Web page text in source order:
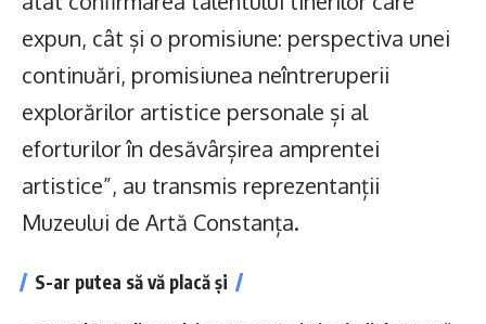
expun, cât și o promisiune: perspectiva unei
continuări, promisiunea neîntreruperii
explorărilor artistice personale și al
eforturilor în desăvârșirea amprentei
artistice”, au transmis reprezentanții
Muzeului de Artă Constanța.
S-ar putea să vă placă și